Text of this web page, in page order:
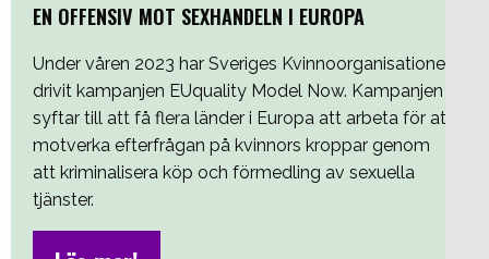
EN OFFENSIV MOT SEXHANDELN I EUROPA
Under våren 2023 har Sveriges Kvinnoorganisationer
drivit kampanjen EUquality Model Now. Kampanjen
syftar till att få flera länder i Europa att arbeta för att
motverka efterfrågan på kvinnors kroppar genom
att kriminalisera köp och förmedling av sexuella
tjänster.